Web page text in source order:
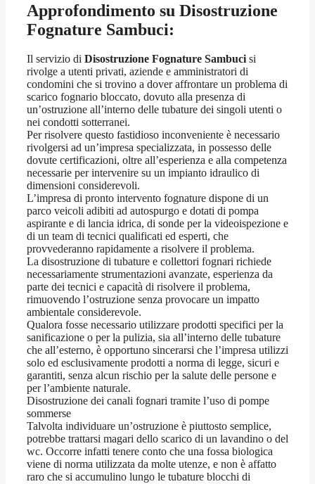
Approfondimento su Disostruzione
Fognature Sambuci:
Il servizio di Disostruzione Fognature Sambucisi
rivolge a utenti privati, aziende e amministratori di
condomini che si trovino a dover affrontare un problema di
scarico fognario bloccato, dovuto alla presenza di
un’ostruzione all’interno delle tubature dei singoli utenti o
nei condotti sotterranei.
Per risolvere questo fastidioso inconveniente è necessario
rivolgersi ad un’impresa specializzata, in possesso delle
dovute certificazioni, oltre all’esperienza e alla competenza
necessarie per intervenire su un impianto idraulico di
dimensioni considerevoli.
L’impresa di pronto intervento fognature dispone di un
parco veicoli adibiti ad autospurgo e dotati di pompa
aspirante e di lancia idrica, di sonde per la videoispezione e
di un team di tecnici qualificati ed esperti, che
provvederanno rapidamente a risolvere il problema.
La disostruzione di tubature e collettori fognari richiede
necessariamente strumentazioni avanzate, esperienza da
parte dei tecnici e capacità di risolvere il problema,
rimuovendo l’ostruzione senza provocare un impatto
ambientale considerevole.
Qualora fosse necessario utilizzare prodotti specifici per la
sanificazione o per la pulizia, sia all’interno delle tubature
che all’esterno, è opportuno sincerarsi che l’impresa utilizzi
solo ed esclusivamente prodotti a norma di legge, sicuri e
garantiti, senza alcun rischio per la salute delle persone e
per l’ambiente naturale.
Disostruzione dei canali fognari tramite l’uso di pompe
sommerse
Talvolta individuare un’ostruzione è piuttosto semplice,
potrebbe trattarsi magari dello scarico di un lavandino o del
wc. Occorre infatti tenere conto che una fossa biologica
viene di norma utilizzata da molte utenze, e non è affatto
raro che si accumulino lungo le tubature blocchi di